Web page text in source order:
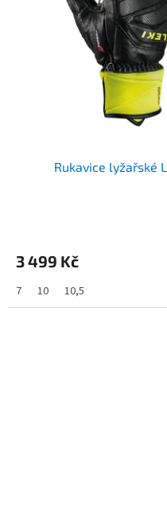
Rukavice lyžařské
3 499 Kč
7 10 10,5